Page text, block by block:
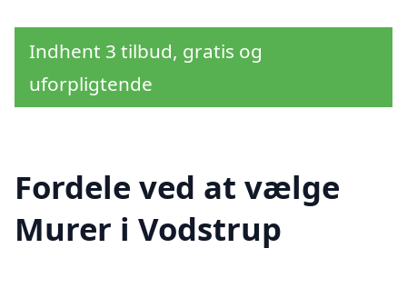
Indhent 3 tilbud, gratis og
uforpligtende
Fordele ved at vælge
Murer i Vodstrup